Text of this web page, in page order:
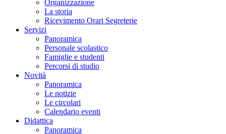
Organizzazione
La storia
Ricevimento Orari Segreterie
Servizi
Panoramica
Personale scolastico
Famiglie e studenti
Percorsi di studio
Novità
Panoramica
Le notizie
Le circolari
Calendario eventi
Didattica
Panoramica